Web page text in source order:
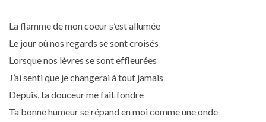
La flamme de mon coeur s’est allumée
Le jour où nos regards se sont croisés
Lorsque nos lèvres se sont effleurées
J’ai senti que je changerai à tout jamais
Depuis, ta douceur me fait fondre
Ta bonne humeur se répand en moi comme une onde